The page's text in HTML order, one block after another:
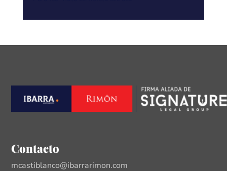
Contacto
mcastiblanco@ibarrarimon.com